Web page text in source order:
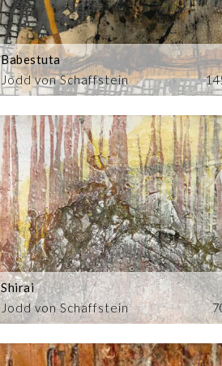
Jodd von Schaffstein
Babestuta
Jodd von Schaffstein
Shirai